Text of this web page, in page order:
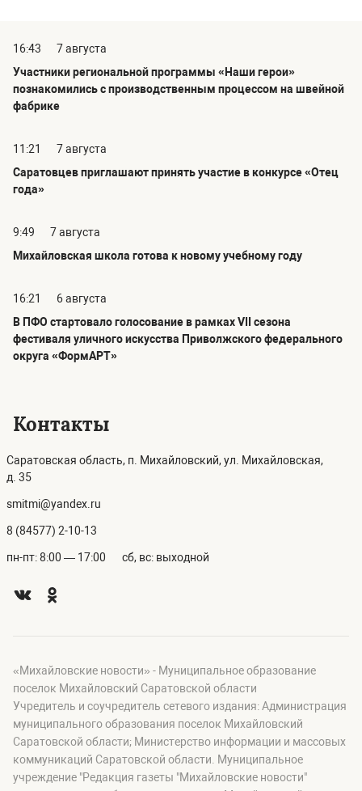
16:43
7 августа
Участники региональной программы «Наши герои»
познакомились с производственным процессом на швейной
фабрике
11:21
7 августа
Саратовцев приглашают принять участие в конкурсе «Отец
года»
9:49
7 августа
Михайловская школа готова к новому учебному году
16:21
6 августа
В ПФО стартовало голосование в рамках VII сезона
фестиваля уличного искусства Приволжского федерального
округа «ФормАРТ»
Контакты
Саратовская область, п. Михайловский, ул. Михайловская,
д. 35
smitmi@yandex.ru
8 (84577) 2-10-13
пн-пт: 8:00 — 17:00 сб, вс: выходной
«Михайловские новости» - Муниципальное образование
поселок Михайловский Саратовской области
Учредитель и соучредитель сетевого издания: Администрация
муниципального образования поселок Михайловский
Саратовской области; Министерство информации и массовых
коммуникаций Саратовской области. Муниципальное
учреждение "Редакция газеты "Михайловские новости"